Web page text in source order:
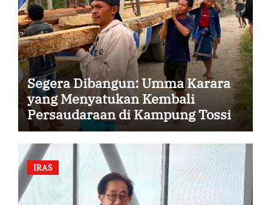
Segera Dibangun: Umma Karara
yang Menyatukan Kembali
Persaudaraan di Kampung Tossi
IRAS